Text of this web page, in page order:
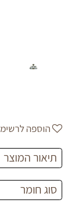
הוספה
תיאור המוצר
סוג חומר